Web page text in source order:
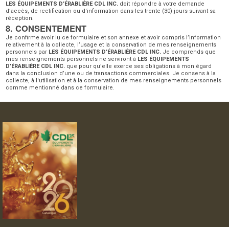
LES ÉQUIPEMENTS D’ÉRABLIÈRE CDL INC. doit répondre à votre demande
d’accès, de rectification ou d'information dans les trente (30) jours suivant sa
réception.
8. CONSENTEMENT
Je confirme avoir lu ce formulaire et son annexe et avoir compris l’information
relativement à la collecte, l’usage et la conservation de mes renseignements
personnels par LES ÉQUIPEMENTS D’ÉRABLIÈRE CDL INC. Je comprends que
mes renseignements personnels ne serviront à LES ÉQUIPEMENTS
D’ÉRABLIÈRE CDL INC. que pour qu’elle exerce ses obligations à mon égard
dans la conclusion d’une ou de transactions commerciales. Je consens à la
collecte, à l'utilisation et à la conservation de mes renseignements personnels
comme mentionné dans ce formulaire.